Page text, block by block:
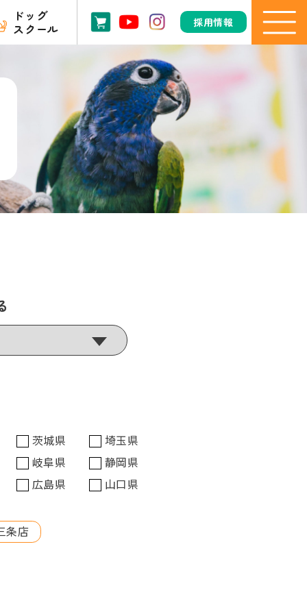
ドッグ
スクール
採用情報
茨城県
埼玉県
岐阜県
静岡県
広島県
山口県
条店